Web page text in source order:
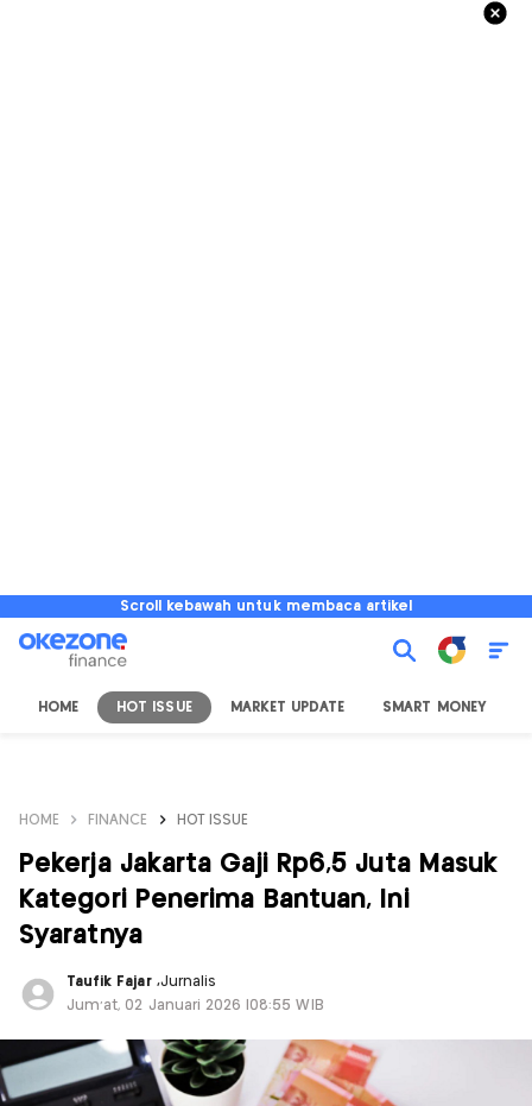
Scroll kebawah untuk membaca artikel
HOME HOT ISSUE MARKET UPDATE SMART MONEY
HOME FINANCE HOT ISSUE
Pekerja Jakarta Gaji Rp6,5 Juta Masuk
Kategori Penerima Bantuan, Ini
Syaratnya
Taufik Fajar ,Jurnalis
Jum'at, 02 Januari 2026 |08:55 WIB